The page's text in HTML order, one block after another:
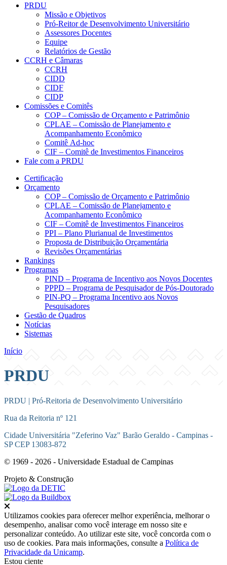
PRDU
Missão e Objetivos
Pró-Reitor de Desenvolvimento Universitário
Assessores Docentes
Equipe
Relatórios de Gestão
CCRH e Câmaras
CCRH
CIDD
CIDF
CIDP
Comissões e Comitês
COP – Comissão de Orçamento e Patrimônio
CPLAE – Comissão de Planejamento e
Acompanhamento Econômico
Comitê Ad-hoc
CIF – Comitê de Investimentos Financeiros
Fale com a PRDU
Certificação
Orçamento
COP – Comissão de Orçamento e Patrimônio
CPLAE – Comissão de Planejamento e
Acompanhamento Econômico
CIF – Comitê de Investimentos Financeiros
PPI – Plano Plurianual de Investimentos
Proposta de Distribuição Orçamentária
Revisões Orçamentárias
Rankings
Programas
PIND – Programa de Incentivo aos Novos Docentes
PPPD – Programa de Pesquisador de Pós-Doutorado
PIN-PQ – Programa Incentivo aos Novos
Pesquisadores
Gestão de Quadros
Notícias
Sistemas
Início
PRDU
PRDU | Pró-Reitoria de Desenvolvimento Universitário
Rua da Reitoria nº 121
Cidade Universitária "Zeferino Vaz" Barão Geraldo - Campinas -
SP CEP 13083-872
© 1969 - 2026 - Universidade Estadual de Campinas
Projeto & Construção
Utilizamos cookies para oferecer melhor experiência, melhorar o
desempenho, analisar como você interage em nosso site e
personalizar conteúdo. Ao utilizar este site, você concorda com o
uso de cookies. Para mais informações, consulte a Política de
Privacidade da Unicamp.
Estou ciente